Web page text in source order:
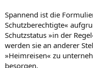
Spannend ist die
Schutzberechtigte«
Schutzstatus »in der
werden sie an anderer
»Heimreisen« zu
besorgen.